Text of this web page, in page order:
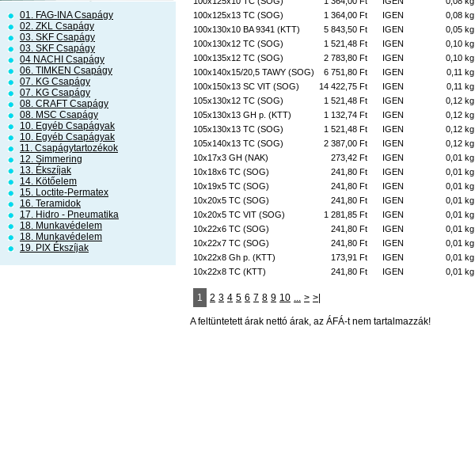
01. FAG-INA Csapágy
02. ZKL Csapágy
03. SKF Csapágy
03. SKF Csapágy
04 NACHI Csapágy
06. TIMKEN Csapágy
07. KG Csapágy
07. KG Csapágy
08. CRAFT Csapágy
08. MSC Csapágy
10. Egyéb Csapágyak
10. Egyéb Csapágyak
11. Csapágytartozékok
12. Simmering
13. Ékszíjak
14. Kötőelem
15. Loctite-Permatex
16. Teramidok
17. Hidro - Pneumatika
18. Munkavédelem
18. Munkavédelem
19. PIX Ékszíjak
100x125x13 TC (SOG)
1 364,00 Ft IGEN
0,08 kg
100x130x10 BA 9341 (KTT)
5 843,50 Ft IGEN
0,05 kg
100x130x12 TC (SOG)
1 521,48 Ft IGEN
0,10 kg
100x135x12 TC (SOG)
2 783,80 Ft IGEN
0,10 kg
100x140x15/20,5 TAWY (SOG)
6 751,80 Ft IGEN
0,11 kg
100x150x13 SC VIT (SOG)
14 422,75 Ft IGEN
0,11 kg
105x130x12 TC (SOG)
1 521,48 Ft IGEN
0,12 kg
105x130x13 GH p. (KTT)
1 132,74 Ft IGEN
0,12 kg
105x130x13 TC (SOG)
1 521,48 Ft IGEN
0,12 kg
105x140x13 TC (SOG)
2 387,00 Ft IGEN
0,12 kg
10x17x3 GH (NAK)
273,42 Ft IGEN
0,01 kg
10x18x6 TC (SOG)
241,80 Ft IGEN
0,01 kg
10x19x5 TC (SOG)
241,80 Ft IGEN
0,01 kg
10x20x5 TC (SOG)
241,80 Ft IGEN
0,01 kg
10x20x5 TC VIT (SOG)
1 281,85 Ft IGEN
0,01 kg
10x22x6 TC (SOG)
241,80 Ft IGEN
0,01 kg
10x22x7 TC (SOG)
241,80 Ft IGEN
0,01 kg
10x22x8 Gh p. (KTT)
173,91 Ft IGEN
0,01 kg
10x22x8 TC (KTT)
241,80 Ft IGEN 0,01 kg
1 2 3 4 5 6 7 8 9 10 ... > >|
A feltüntetett árak nettó árak, az ÁFÁ-t nem tartalmazzák!